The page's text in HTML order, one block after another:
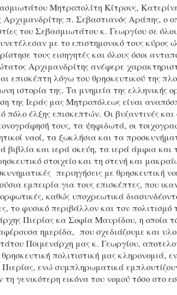
Μητροπολίτη Κίτρους,
π. Σεβαστιανός Αράπης, ο
του Σεβασμιωτάτου κ. Γεωργίου σε
με το επιστημονικό τους κύρος
τους εισηγητές και όλους όσοι
Αρχιμανδρίτης ανέφερε
επισκέπτη λόγω του θρησκευτικού της
ιστορία της. Τα μνημεία της ελληνικής
της Ιεράς μας Μητροπόλεως είναι
πόλο έλξης επισκεπτών. Οι βυζαντινές και
τους, τα ψηφιδωτά, οι
ναοί, τα ξωκλήσια και τα
και ιερά σκεύη, τα ιερά άμφια και
στοιχείο και τη στενή και
περιηγήσεις με θρησκευτική
εμπειρία για τους επισκέπτες, που
καθώς υποχρεωτικά
το φυσικό περιβάλλον και τον πολιτισμό
Πιερίας κα Σοφία Μαυρίδου, η οποία
ημερίδα, που σχεδιάζουμε και
Ποιμενάρχη μας κ. Γεωργίου,
πολιτιστική μας κληρονομιά,
Πιερίας, ενώ συμπληρωματικά
γενικότερη εικόνα του νομού τόσο στο